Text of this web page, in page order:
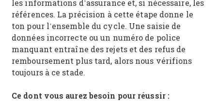
les informations d’assurance et, si nécessaire, les
références. La précision à cette étape donne le
ton pour l’ensemble du cycle. Une saisie de
données incorrecte ou un numéro de police
manquant entraîne des rejets et des refus de
remboursement plus tard, alors nous vérifions
toujours à ce stade.
Ce dont vous aurez besoin pour réussir :